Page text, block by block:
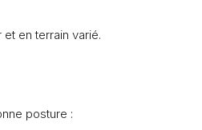
en terrain varié.
posture :